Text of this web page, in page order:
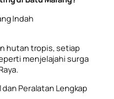
Indah
hutan tropis, setiap
menjelajahi surga
Peralatan Lengkap